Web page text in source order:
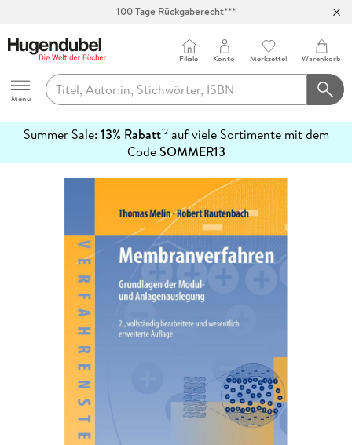
Hugendubel
Menu
Filiale Konto Merkzettel Warenkorb
Summer Sale: 13% Rabatt12auf viele Sortimente mit dem
CodeSOMMER13
erfahren